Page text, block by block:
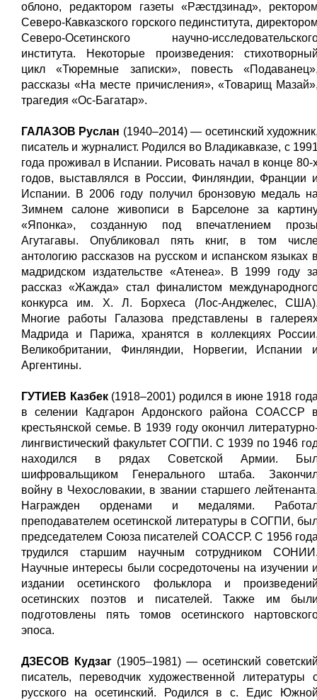
облоно, редактором газеты «Рæстдзинад»,
Северо-Кавказского горского пединститута,
Северо-Осетинского научно-
института. Некоторые произведения:
цикл «Тюремные записки», повесть
рассказы «На месте причисления», «Товарищ
трагедия «Ос-Багатар».
ГАЛАЗОВ Руслан (1940–2014) — осетинский
писатель и журналист. Родился во Владикавказе, с
года проживал в Испании. Рисовать начал в конце 80-
годов, выставлялся в России, Финляндии, Франции
Испании. В 2006 году получил бронзовую медаль
Зимнем салоне живописи в Барселоне за
«Японка», созданную под впечатлением
Агутагавы. Опубликовал пять книг, в том
антологию рассказов на русском и испанском языках
мадридском издательстве «Атенеа». В 1999 году
рассказ «Жажда» стал финалистом
конкурса им. Х. Л. Борхеса (Лос-Анджелес,
Многие работы Галазова представлены в
Мадрида и Парижа, хранятся в коллекциях
Великобритании, Финляндии, Норвегии, Испании
Аргентины.
ГУТИЕВ Казбек(1918–2001) родился в июне 1918
в селении Кадгарон Ардонского района СОАССР
крестьянской семье. В 1939 году окончил
лингвистический факультет СОГПИ. С 1939 по 1946
находился в рядах Советской Армии.
шифровальщиком Генерального штаба.
войну в Чехословакии, в звании старшего
Награжден орденами и медалями.
преподавателем осетинской литературы в СОГПИ,
председателем Союза писателей СОАССР. С 1956
трудился старшим научным сотрудником
Научные интересы были сосредоточены на изучении
издании осетинского фольклора и
осетинских поэтов и писателей. Также им
подготовлены пять томов осетинского
эпоса.
ДЗЕСОВ Кудзаг (1905–1981) — осетинский
писатель, переводчик художественной литературы
русского на осетинский. Родился в с. Едис